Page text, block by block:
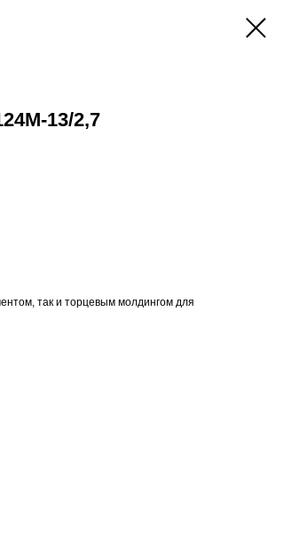
13/2,7
так и торцевым молдингом для